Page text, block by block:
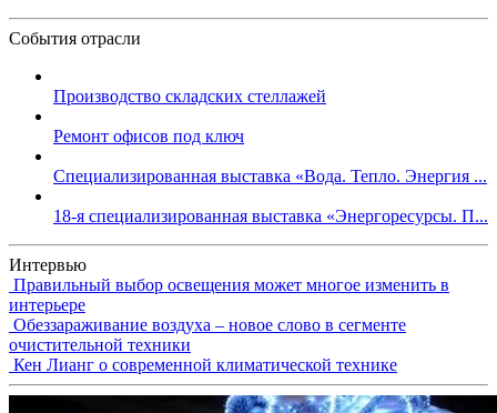
События отрасли
Производство складских стеллажей
Ремонт офисов под ключ
Специализированная выставка «Вода. Тепло. Энергия ...
18-я специализированная выставка «Энергоресурсы. П...
Интервью
Правильный выбор освещения может многое изменить в
интерьере
Обеззараживание воздуха – новое слово в сегменте
очистительной техники
Кен Лианг о современной климатической технике